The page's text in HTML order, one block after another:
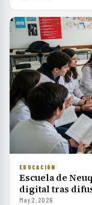
EDUCACIÓN
Escuela de
digital tras
May 2, 2026